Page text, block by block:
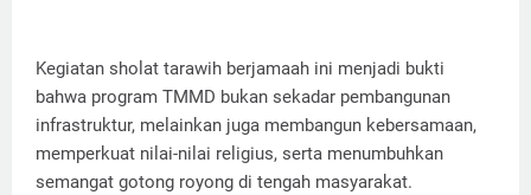
Kegiatan sholat tarawih berjamaah ini menjadi bukti
bahwa program TMMD bukan sekadar pembangunan
infrastruktur, melainkan juga membangun kebersamaan,
memperkuat nilai-nilai religius, serta menumbuhkan
semangat gotong royong di tengah masyarakat.